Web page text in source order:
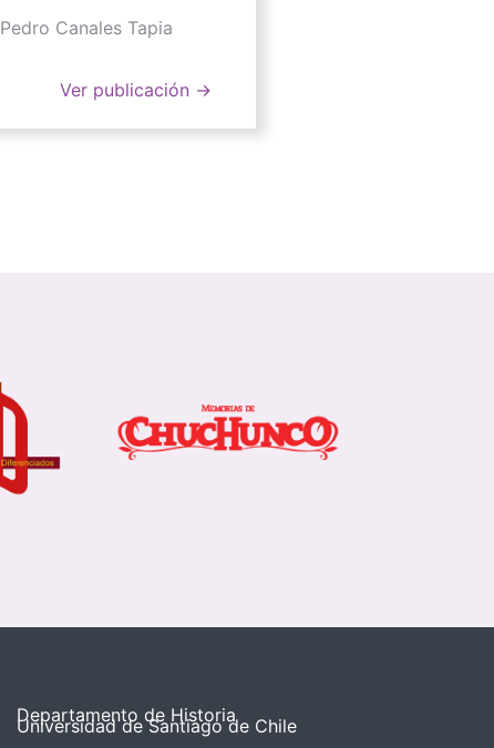
Pedro Canales Tapia
Ver publicación →
Departamento de Historia
Universidad de Santiago de Chile